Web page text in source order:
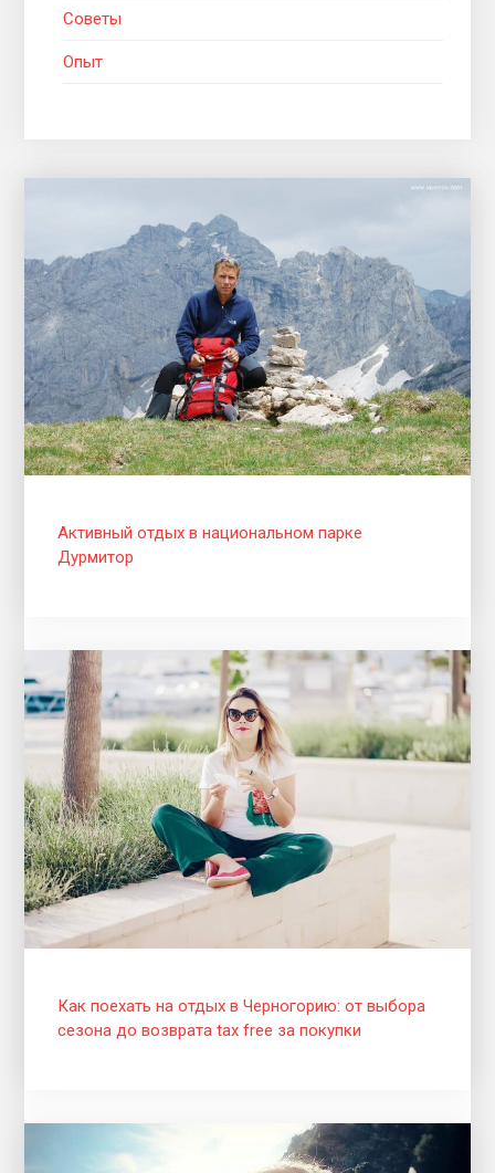
Советы
Опыт
Активный отдых в национальном парке
Дурмитор
Как поехать на отдых в Черногорию: от выбора
сезона до возврата tax free за покупки